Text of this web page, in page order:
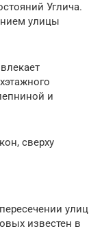
Углича.
улицы
и
сверху
улиц
известен в